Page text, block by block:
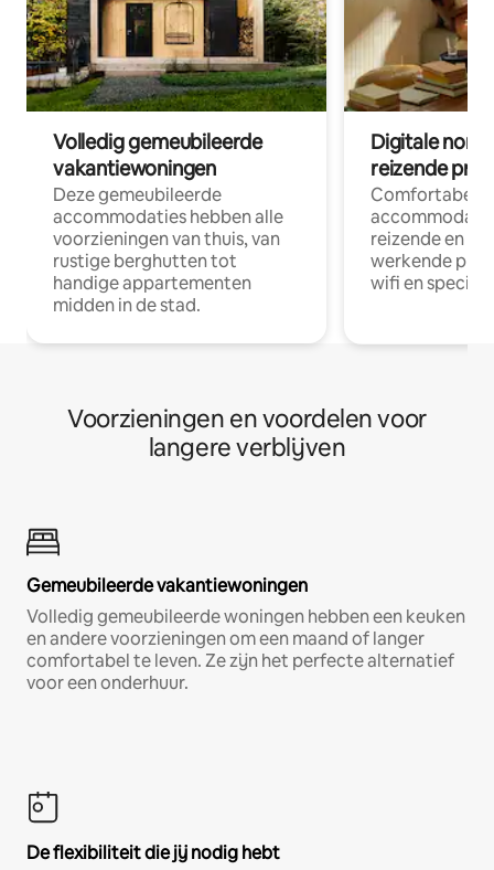
Volledig gemeubileerde
vakantiewoningen
Deze gemeubileerde
accommodaties hebben alle
voorzieningen van thuis, van
rustige berghutten tot
handige appartementen
midden in de stad.
Digitale
reizende
Comfortabele
reizende en
werkende
wifi en
Voorzieningen en voordelen voor
langere verblijven
Gemeubileerde vakantiewoningen
Volledig gemeubileerde woningen hebben een keuken
en andere voorzieningen om een maand of langer
comfortabel te leven. Ze zijn het perfecte alternatief
voor een onderhuur.
De flexibiliteit die jij nodig hebt